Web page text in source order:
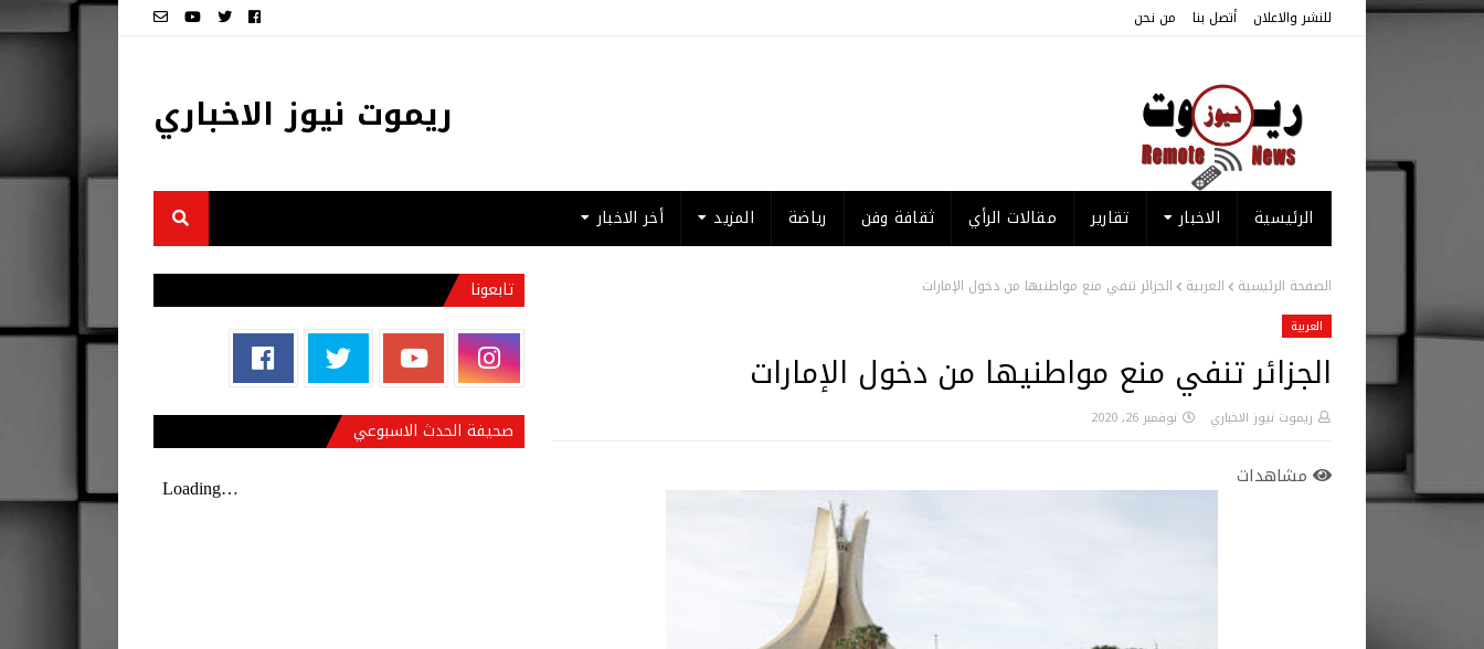
للنشر والاعلان أتصل بنا من نحن
ريموت نيوز الاخباري
الرئيسية الاخبار تقارير مقالات الرأي ثقافة وفن رياضة المزيد أخر الاخبار
الصفحة الرئيسية العربية الجزائر تنفي منع مواطنيها من دخول الإمارات
العربية
الجزائر تنفي منع مواطنيها من دخول الإمارات
ريموت نيوز الاخباري نوفمبر 26, 2020
مشاهدات
تابعونا
صحيفة الحدث الاسبوعي